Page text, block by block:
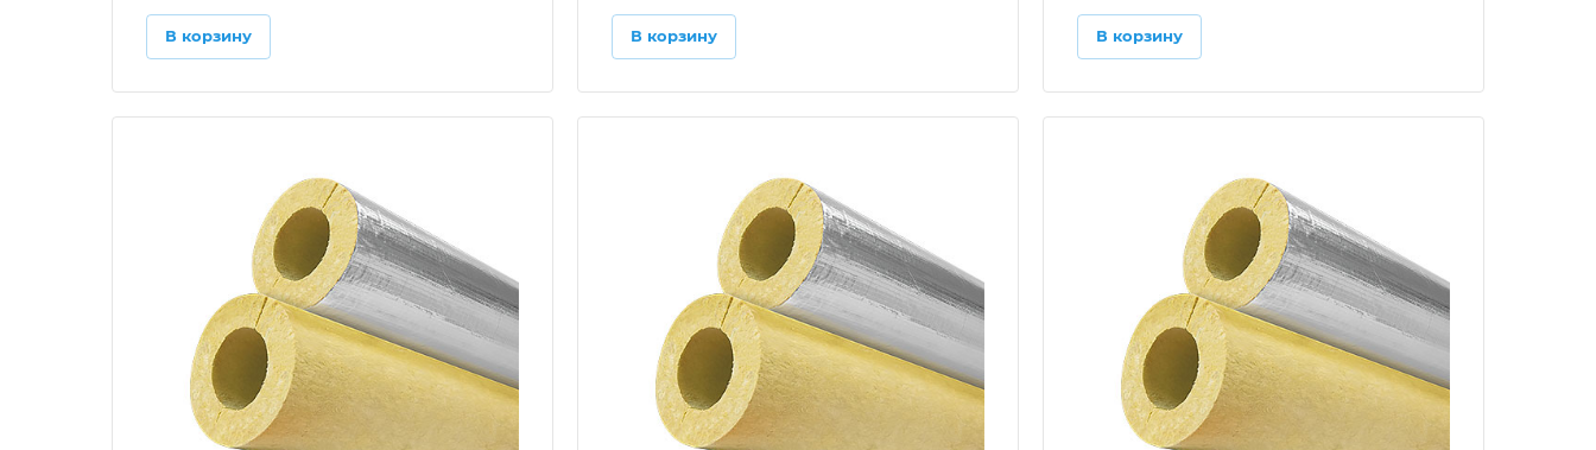
В корзину В корзину В корзину